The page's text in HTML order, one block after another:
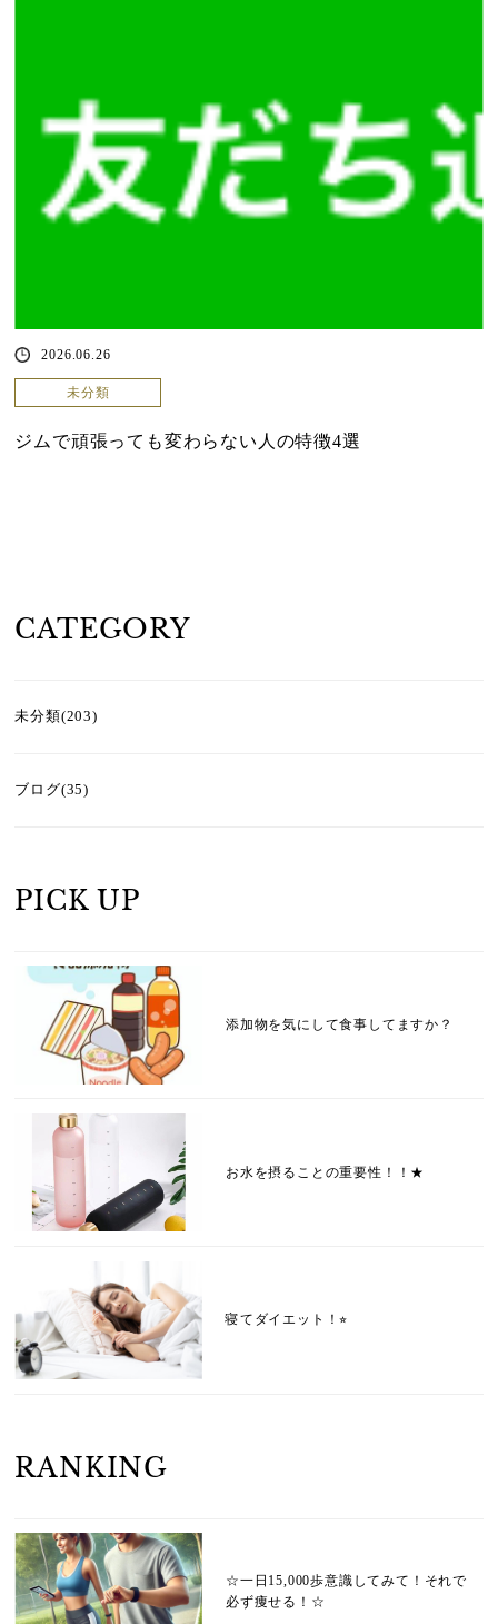
2026.06.26
未分類
ジムで頑張っても変わらない人の特徴4選
CATEGORY
未分類(203)
ブログ(35)
PICK UP
添加物を気にして食事してますか？
お水を摂ることの重要性！！★
寝てダイエット！⭐︎
RANKING
☆一日15,000歩意識してみて！それで
必ず痩せる！☆